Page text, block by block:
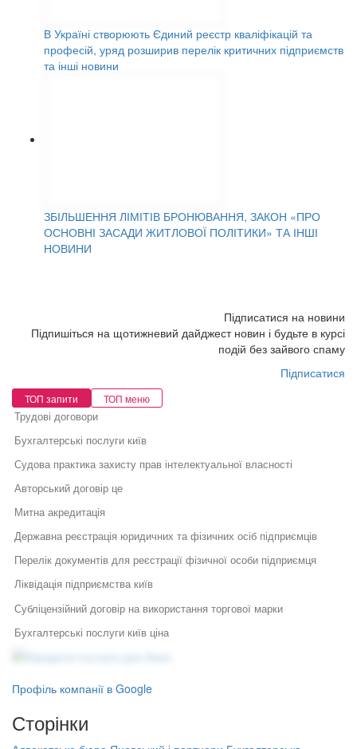
В Україні створюють Єдиний реєстр кваліфікацій та
професій, уряд розширив перелік критичних підприємств
та інші новини
ЗБІЛЬШЕННЯ ЛІМІТІВ БРОНЮВАННЯ, ЗАКОН «ПРО
ОСНОВНІ ЗАСАДИ ЖИТЛОВОЇ ПОЛІТИКИ» ТА ІНШІ
НОВИНИ
Підписатися на новини
Підпишіться на щотижневий дайджест новин і будьте в курсі
подій без зайвого спаму
Підписатися
ТОП запити ТОП меню
Трудові договори
Бухгалтерські послуги київ
Судова практика захисту прав інтелектуальної власності
Авторський договір це
Митна акредитація
Державна реєстрація юридичних та фізичних осіб підприємців
Перелік документів для реєстрації фізичної особи підприємця
Ліквідація підприємства київ
Субліцензійний договір на використання торгової марки
Бухгалтерські послуги київ ціна
Консалтингові фірми
Ліквідація підприємства покрокова інструкція
Юридичні послуги для бізнесу
Правовий захист інтелектуальної
власності
Правовий захист електронної
комерції
Реєстрація, структурування,
Профіль компанії в Google
Сторінки